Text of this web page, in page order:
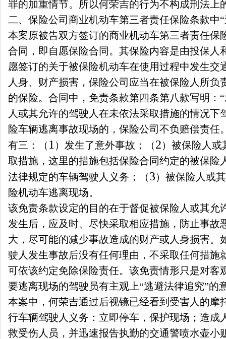
罪的加重情节。所以何荣吉的行为不构成刑法上
二、保险公司商业机动车第三者责任保险条款中
本案原被告双方签订的商业机动车第三者责任保
合同，即自愿保险合同。其保险内容是由投保人
愿签订的关于被保险机动车在使用过程中发生交
人身、财产损害，保险公司应当在被保险人所负
的保险。合同中，免责条款第四条第八款写明：
人或其允许的驾驶人在未依法采取措施的情况下
险车辆逃离事故现场的，保险公司不负赔偿责任
有三：（ 1 ）发生了意外事故；（2）被保险人
取措施，这里的措施包括保险合同约定的被保险
法律规定的车辆驾驶人义务；（3）被保险人或
险机动车逃离现场。
该免责条款设定的目的在于督促被保险人或其允
发生后，应及时、尽快采取相应措施，防止事故
大，尽可能的减少事故造成的财产或人身损害。
驶人发生事故后没有任何理由，不采取任何措施
可依该约定免除保险责任。该免责情形只是对客
要逃离现场的驾驶员有主观上“逃避法律追究”的
本案中，何荣吉通过后视镜已经看到受害人的摩
行车辆驾驶人义务：立即停车，保护现场；造成
救受伤人员，并迅速报告执勤的交通警喷水壶小